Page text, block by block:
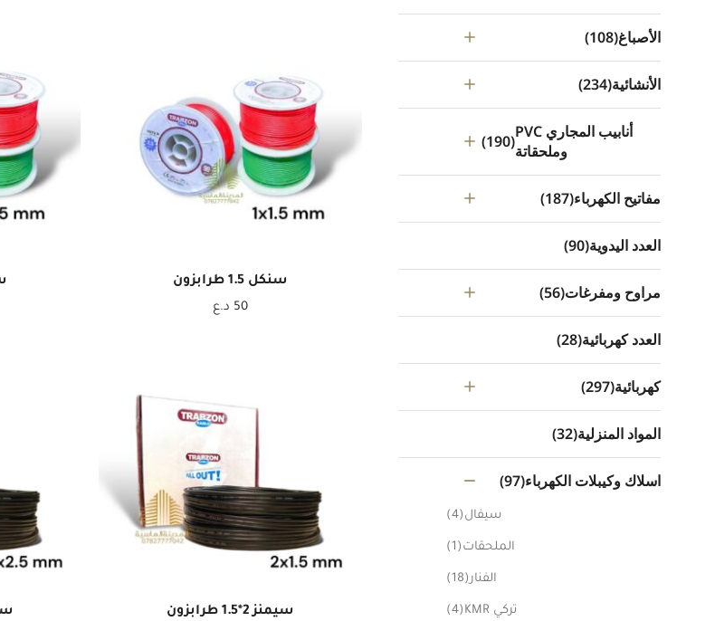
الأصباغ(108)
الأنشائية(234)
أنابيب المجاري PVC
وملحقاتة(190)
مفاتيح الكهرباء(187)
العدد اليدوية(90)
مراوح ومفرغات(56)
العدد كهربائية(28)
كهربائية(297)
المواد المنزلية(32)
اسلاك وكيبلات الكهرباء(97)
سيفال (4)
الملحقات (1)
الفنار (18)
تركي KMR (4)
سنكل 1.5 طرابزون
50 د.ع
سيمنز 2*1.5 طرابزون